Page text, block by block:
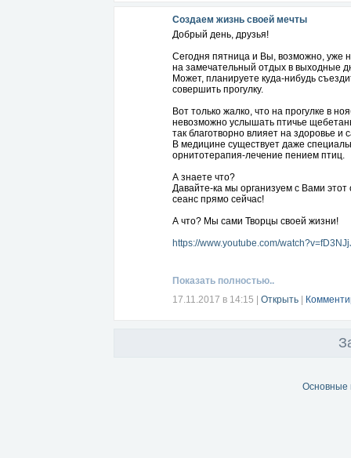
Создаем жизнь своей мечты
Добрый день, друзья!
Сегодня пятница и Вы, возможно, уже
на замечательный отдых в выходные
Может, планируете куда-нибудь
совершить прогулку.
Вот только жалко, что на прогулке в
невозможно услышать птичье
так благотворно влияет на здоровье и
В медицине существует даже
орнитотерапия-лечение пением птиц.
А знаете что?
Давайте-ка мы организуем с Вами
сеанс прямо сейчас!
А что? Мы сами Творцы своей жизни!
https://www.youtube.com/
Показать полностью..
17.11.2017 в 14:15
Открыть
Основные